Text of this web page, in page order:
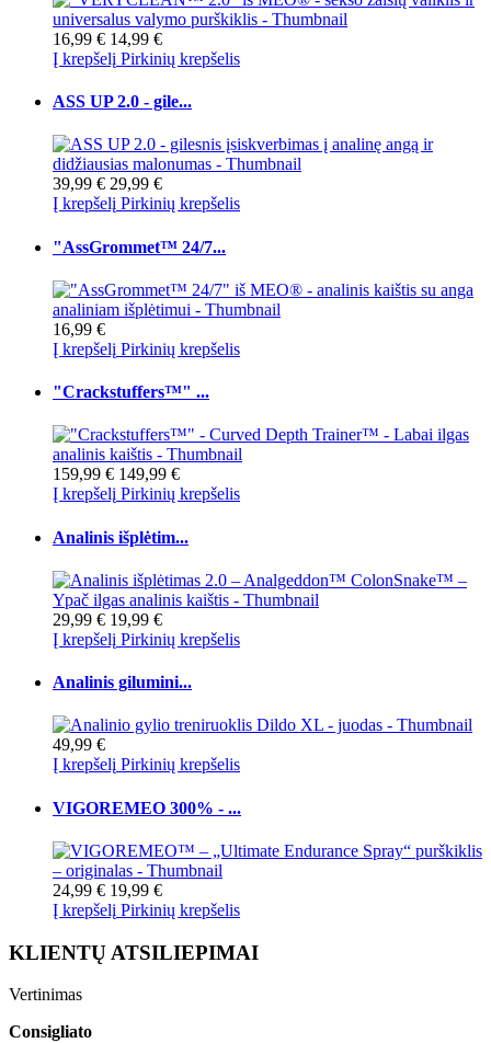
16,99 € 14,99 €
Į krepšelį Pirkinių krepšelis
ASS UP 2.0 - gile...
39,99 € 29,99 €
Į krepšelį Pirkinių krepšelis
"AssGrommet™ 24/7...
16,99 €
Į krepšelį Pirkinių krepšelis
"Crackstuffers™" ...
159,99 € 149,99 €
Į krepšelį Pirkinių krepšelis
Analinis išplėtim...
29,99 € 19,99 €
Į krepšelį Pirkinių krepšelis
Analinis gilumini...
49,99 €
Į krepšelį Pirkinių krepšelis
VIGOREMEO 300% - ...
24,99 € 19,99 €
Į krepšelį Pirkinių krepšelis
KLIENTŲ ATSILIEPIMAI
Vertinimas
Consigliato